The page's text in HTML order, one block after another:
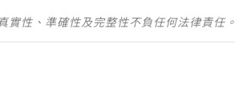
性、準確性及完整性不負任何法律責任。